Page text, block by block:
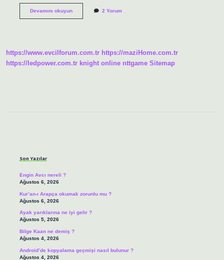
Devamını okuyunMenenjit
2 Yorum
https://www.evcilforum.com.tr https://maziHome.com.tr
https://ledpower.com.tr knight online nttgame Sitemap
Son Yazılar
Engin Avcı nereli ?
Ağustos 6, 2026
Kur’an-ı Arapça okumak zorunlu mu ?
Ağustos 6, 2026
Ayak yarıklarına ne iyi gelir ?
Ağustos 5, 2026
Bilge Kaan ne demiş ?
Ağustos 4, 2026
Android’de kopyalama geçmişi nasıl bulunur ?
Ağustos 4, 2026